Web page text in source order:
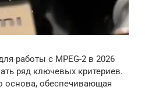
работы с MPEG-2 в 2026
ряд ключевых критериев.
основа, обеспечивающая